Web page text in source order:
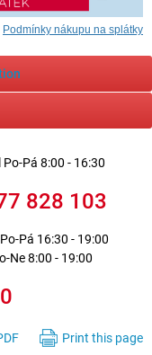
Podmínky nákupu na splátky
Po-Pá 8:00 - 16:30
828 103
Pá 16:30 - 19:00
Ne 8:00 - 19:00
Print this page